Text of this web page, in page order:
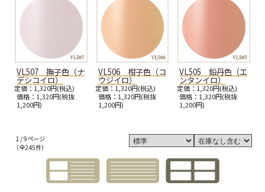
VL507 撫子色（ナ
デシコイロ）
定価：1,320円(税込)
価格：1,320円(税抜
1,200円)
VL506 柑子色（コ
ウジイロ）
定価：1,320円(税込)
価格：1,320円(税抜
1,200円)
VL505 鉛丹色（エ
ンタンイロ）
定価：1,320円(税込)
価格：1,320円(税抜
1,200円)
1 / 9ページ
（全245件）